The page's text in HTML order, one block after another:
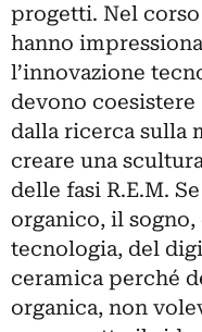
progetti. Nel
hanno
l’innovazione
devono coesistere
dalla ricerca sulla
creare una
delle fasi R.E.M.
organico, il
tecnologia, del
ceramica perché
organica, non